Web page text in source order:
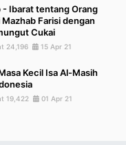
- Ibarat tentang Orang
Mazhab Farisi dengan
Cukai
24,196 15 Apr 21
Kecil Isa Al-Masih
19,422 01 Apr 21